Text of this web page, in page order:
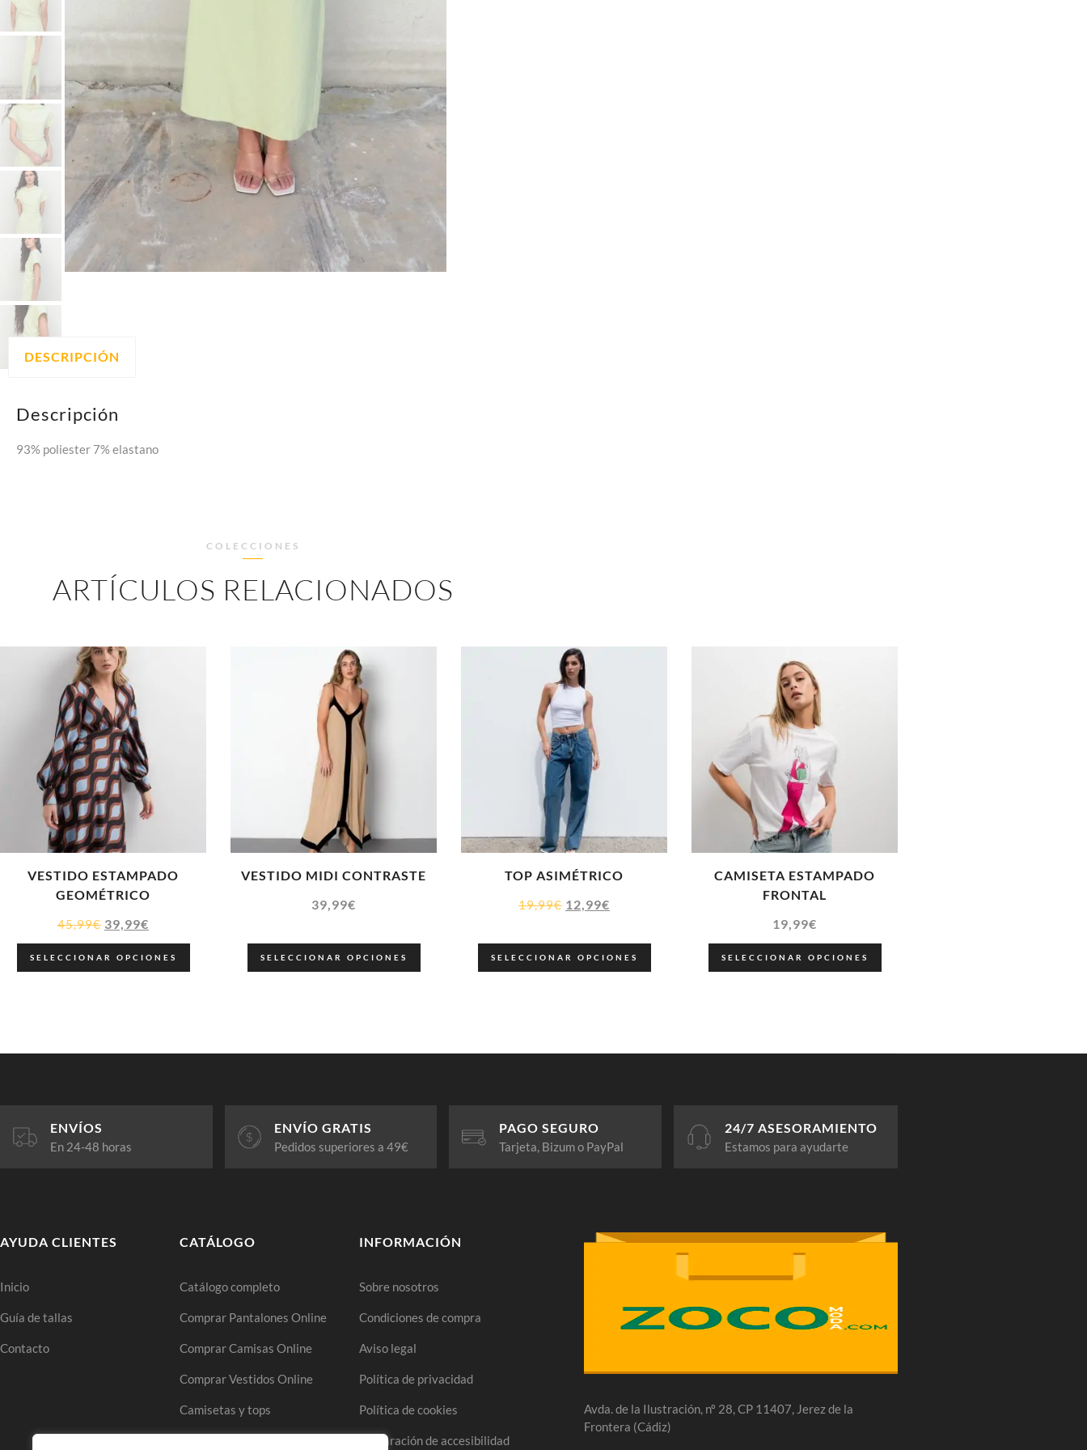
DESCRIPCIÓN
Descripción
93% poliester 7% elastano
COLECCIONES
ARTÍCULOS RELACIONADOS
VESTIDO ESTAMPADO
GEOMÉTRICO
45,99€ 39,99€
SELECCIONAR OPCIONES
VESTIDO MIDI CONTRASTE
39,99€
SELECCIONAR OPCIONES
TOP ASIMÉTRICO
19,99€ 12,99€
SELECCIONAR OPCIONES
CAMISETA ESTAMPADO
FRONTAL
19,99€
SELECCIONAR OPCIONES
ENVÍOS
En 24-48 horas
ENVÍO GRATIS
Pedidos superiores a 49€
PAGO SEGURO
Tarjeta, Bizum o PayPal
24/7 ASESORAMIENTO
Estamos para ayudarte
AYUDA CLIENTES
Inicio
Guía de tallas
Contacto
CATÁLOGO
Catálogo completo
Comprar Pantalones Online
Comprar Camisas Online
Comprar Vestidos Online
Camisetas y tops
INFORMACIÓN
Sobre nosotros
Condiciones de compra
Aviso legal
Política de privacidad
Política de cookies
Declaración de accesibilidad
Avda. de la Ilustración, nº 28, CP 11407, Jerez de la
Frontera (Cádiz)